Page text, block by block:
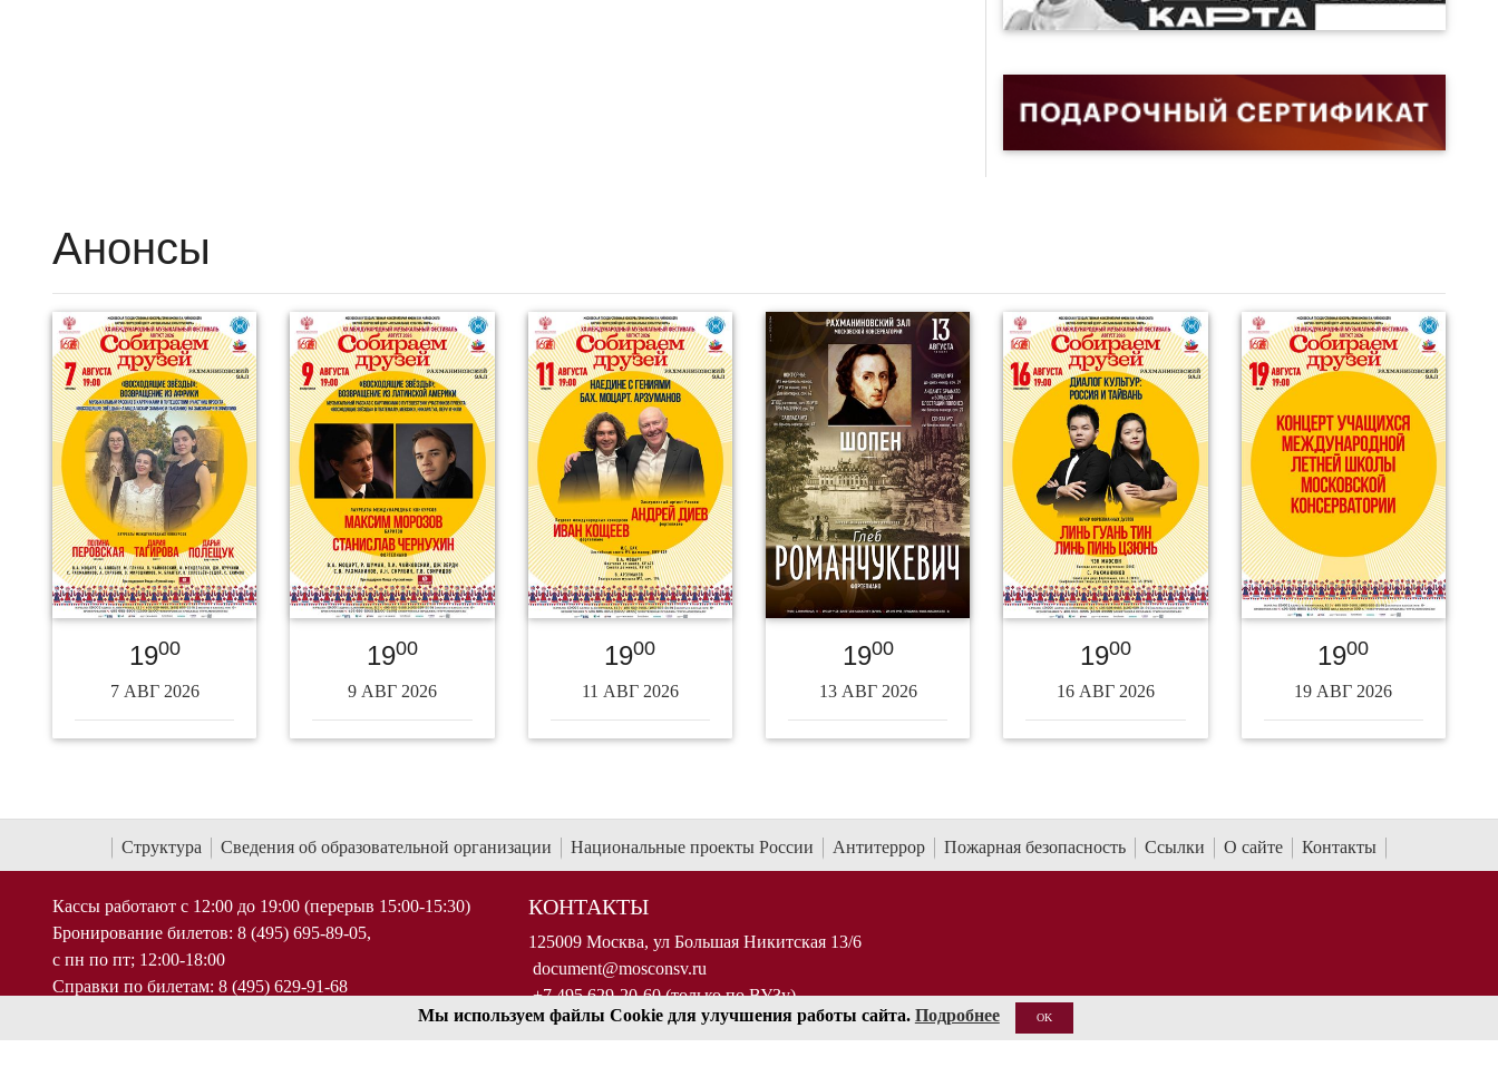
Анонсы
1900
7 АВГ 2026
1900
9 АВГ 2026
1900
11 АВГ 2026
1900
13 АВГ 2026
1900
16 АВГ 2026
1900
19 АВГ 2026
Структура Сведения об образовательной организации Национальные проекты России Антитеррор Пожарная безопасность Ссылки О сайте Контакты
Кассы работают с 12:00 до 19:00 (перерыв 15:00-15:30)
Бронирование билетов: 8 (495) 695-89-05,
с пн по пт; 12:00-18:00
Справки по билетам: 8 (495) 629-91-68
КОНТАКТЫ
125009 Москва, ул Большая Никитская 13/6
document@mosconsv.ru
+7 495 629-20-60 (только по ВУЗу)
Мы используем файлы Cookie для улучшения работы сайта. Подробнее OK